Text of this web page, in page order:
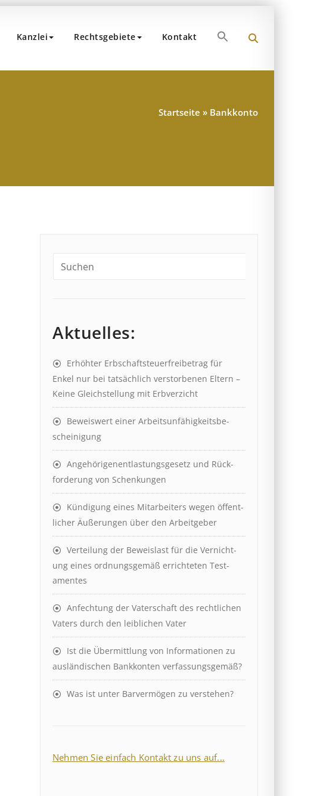
Kanzlei Rechtsgebiete Kontakt Search
for:
Startseite » Bankkonto
Aktuelles:
Erhöhter Erb­schaft­steuer­frei­be­trag für
Enkel nur bei tat­säch­lich ver­storb­en­en Eltern –
Keine Gleich­stell­ung mit Erb­verzicht
Beweis­wert einer Arbeits­un­fähig­keits­be­
scheinig­ung
Angehörigenent­lastungs­ge­setz und Rück­
ford­er­ung von Schenk­ung­en
Kündigung eines Mit­ar­beit­ers wegen öffent­
lich­er Äuß­er­ung­en über den Ar­beit­geber
Ver­teil­ung der Be­weis­last für die Ver­nicht­
ung eines ord­nungs­ge­mäß er­richt­et­en Test­
ament­es
Anfechtung der Vaterschaft des rechtlichen
Vaters durch den leiblichen Vater
Ist die Über­mitt­lung von In­for­mat­ion­en zu
aus­länd­isch­en Bank­kont­en ver­fass­ungs­ge­mäß?
Was ist unter Barvermögen zu verstehen?
Nehmen Sie einfach Kontakt zu uns auf...